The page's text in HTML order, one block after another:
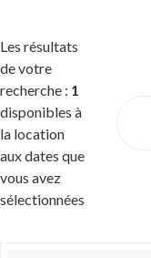
Les résultats
de votre
recherche : 1
disponibles à
la location
aux dates que
vous avez
sélectionnées